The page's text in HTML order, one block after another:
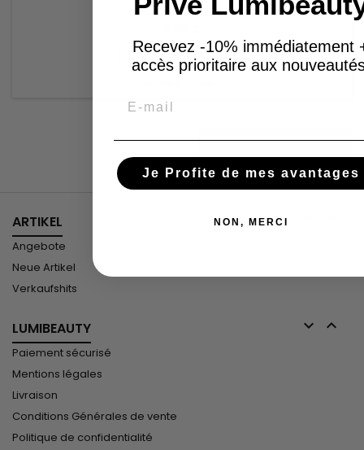
 In den Warenkorb
ZUM SEITENANFANG
ARTIKEL
Angebote
Neue Artikel
Verkaufshits
LUMIBEAUTY  
Paiement sécurisé
Mentions légales
Livraison
Conditions Générales de vente
Politique de confidentialité
Recevez -10% immédiatement
accès prioritaire aux
Je Profite de mes avantages
NON, MERCI